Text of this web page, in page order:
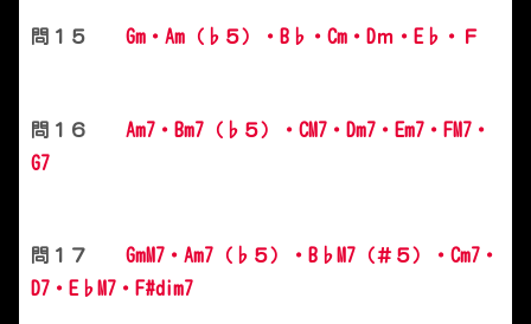
問１５ Gm・Am（♭５）・B♭・Cm・Dｍ・E♭・Ｆ
問１６ Am7・Bm7（♭５）・CM7・Dm7・Em7・FM7・
G7
問１７ GmM7・Am7（♭５）・B♭M7（＃５）・Cm7・
D7・E♭M7・F#dim7